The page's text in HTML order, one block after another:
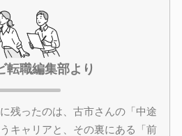
転職編集部より
残ったのは、古市さんの「中途
キャリアと、その裏にある「前